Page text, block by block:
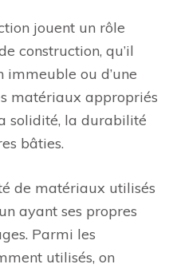
jouent un rôle
construction, qu’il
immeuble ou d’une
matériaux appropriés
solidité, la durabilité
bâties.
de matériaux utilisés
ayant ses propres
Parmi les
utilisés, on